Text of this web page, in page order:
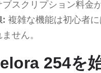
スクリプション料金
: 複雑な機能は初心者
せん。
254を